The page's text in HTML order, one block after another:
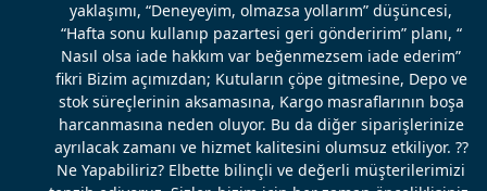
yaklaşımı, “Deneyeyim, olmazsa yollarım” düşüncesi,
“Hafta sonu kullanıp pazartesi geri gönderirim” planı, “
Nasıl olsa iade hakkım var beğenmezsem iade ederim”
fikri Bizim açımızdan; Kutuların çöpe gitmesine, Depo ve
stok süreçlerinin aksamasına, Kargo masraflarının boşa
harcanmasına neden oluyor. Bu da diğer siparişlerinize
ayrılacak zamanı ve hizmet kalitesini olumsuz etkiliyor. ??
Ne Yapabiliriz? Elbette bilinçli ve değerli müşterilerimizi